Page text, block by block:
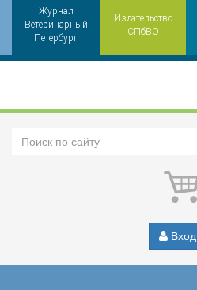
Журнал
Ветеринарный
Петербург
Издательство
СПбВО
Вход